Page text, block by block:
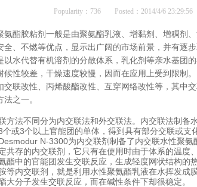
Popularity： 736 Posted：2014/4/6 23:29:56
氨酯胶粘剂一般是由聚氨酯乳液、增黏剂、增稠剂
全、不燃等优点，显示出广阔的市场前景，并有逐
以水代替有机溶剂的分散体系，乳化剂等亲水基团
候性较差，干燥速度较慢，因而在应用上受到限制
交联改性、丙烯酸酯改性、互穿网络改性等，其中
法之一。
方法不同分为内交联法和外交联法。内交联法制备
个或3个以上官能团的单体，得到具有部分交联或
N-3300为内交联剂制备了内交联水性聚
共存的内交联剂，它只有在使用时由于体系的温度
酯中的官能团发生交联反应，生成轻度网状结构的
等内交联剂，就是利用水性聚氨酯乳液在水挥发成
大分子发生交联反应，而在碱性条件下却很稳定。